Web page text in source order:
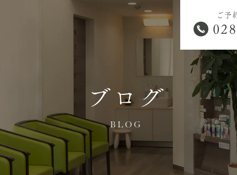
ご予
ブログ
BLOG